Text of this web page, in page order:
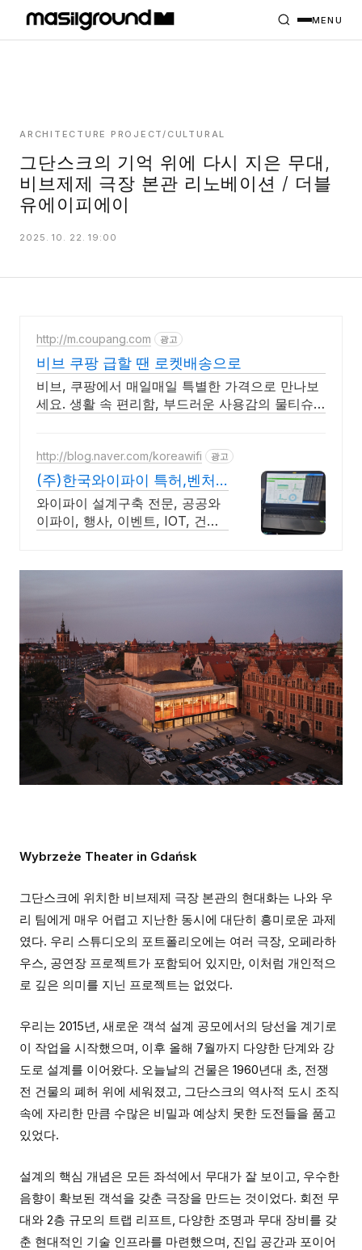
PROJECTS
MASILWIDE
MENU
ARCHITECTURE PROJECT/CULTURAL
그단스크의 기억 위에 다시 지은 무대,
비브제제 극장 본관 리노베이션 / 더블
유에이피에이
2025. 10. 22. 19:00
http://m.coupang.com 광고
비브 쿠팡 급할 땐 로켓배송으로
비브, 쿠팡에서 매일매일 특별한 가격으로 만나보
세요. 생활 속 편리함, 부드러운 사용감의 물티슈
http://blog.naver.com/koreawifi 광고
(주)한국와이파이 특허,벤처
1:1 맞춤 상담 및 견적
와이파이 설계구축 전문, 공공와
이파이, 행사, 이벤트, IOT, 건축
레퍼런스 보유
Wybrzeże Theater in Gdańsk
그단스크에 위치한 비브제제 극장 본관의 현대화는 나와 우
리 팀에게 매우 어렵고 지난한 동시에 대단히 흥미로운 과제
였다. 우리 스튜디오의 포트폴리오에는 여러 극장, 오페라하
우스, 공연장 프로젝트가 포함되어 있지만, 이처럼 개인적으
로 깊은 의미를 지닌 프로젝트는 없었다.
우리는 2015년, 새로운 객석 설계 공모에서의 당선을 계기로
이 작업을 시작했으며, 이후 올해 7월까지 다양한 단계와 강
도로 설계를 이어왔다. 오늘날의 건물은 1960년대 초, 전쟁
전 건물의 폐허 위에 세워졌고, 그단스크의 역사적 도시 조직
속에 자리한 만큼 수많은 비밀과 예상치 못한 도전들을 품고
있었다.
설계의 핵심 개념은 모든 좌석에서 무대가 잘 보이고, 우수한
음향이 확보된 객석을 갖춘 극장을 만드는 것이었다. 회전 무
대와 2층 규모의 트랩 리프트, 다양한 조명과 무대 장비를 갖
춘 현대적인 기술 인프라를 마련했으며, 진입 공간과 포이어